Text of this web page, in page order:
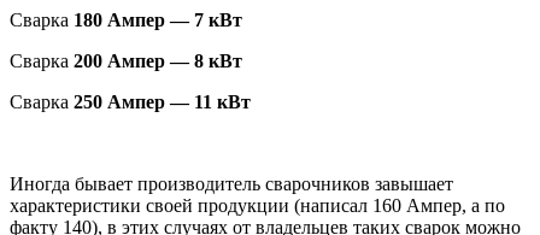
Сварка 180 Ампер — 7 кВт
Сварка 200 Ампер — 8 кВт
Сварка 250 Ампер — 11 кВт
Иногда бывает производитель сварочников завышает
характеристики своей продукции (написал 160 Ампер, а по
факту 140), в этих случаях от владельцев таких сварок можно